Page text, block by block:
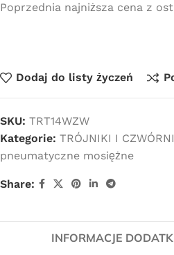
Poprzednia najniższa cena z
Dodaj do listy życzeń
SKU: TRT14WZW
Kategorie: TRÓJNIKI I
pneumatyczne mosiężne
Share:
INFORMACJE